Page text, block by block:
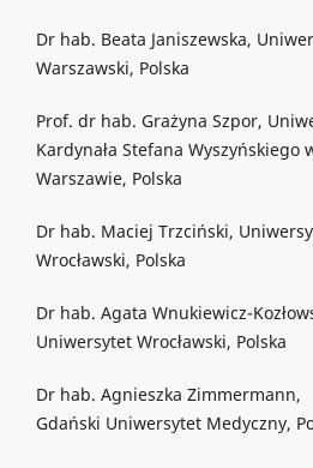
Dr hab. Beata Janiszewska,
Warszawski, Polska
Prof. dr hab. Grażyna Szpor,
Kardynała Stefana Wyszyńskiego
Warszawie, Polska
Dr hab. Maciej Trzciński,
Wrocławski, Polska
Dr hab. Agata Wnukiewicz-
Uniwersytet Wrocławski, Polska
Dr hab. Agnieszka Zimmermann,
Gdański Uniwersytet Medyczny,